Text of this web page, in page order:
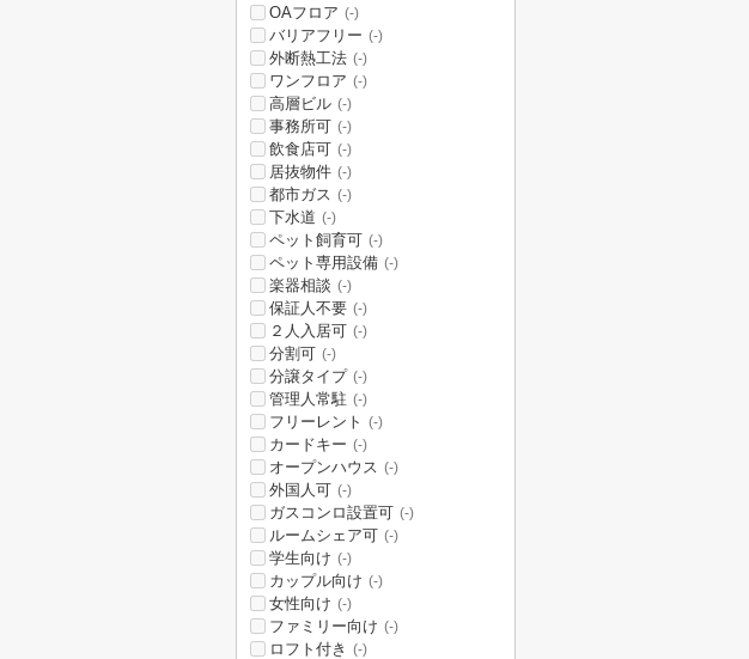
OAフロア (-)
バリアフリー (-)
外断熱工法 (-)
ワンフロア (-)
高層ビル (-)
事務所可 (-)
飲食店可 (-)
居抜物件 (-)
都市ガス (-)
下水道 (-)
ペット飼育可 (-)
ペット専用設備 (-)
楽器相談 (-)
保証人不要 (-)
２人入居可 (-)
分割可 (-)
分譲タイプ (-)
管理人常駐 (-)
フリーレント (-)
カードキー (-)
オープンハウス (-)
外国人可 (-)
ガスコンロ設置可 (-)
ルームシェア可 (-)
学生向け (-)
カップル向け (-)
女性向け (-)
ファミリー向け (-)
ロフト付き (-)